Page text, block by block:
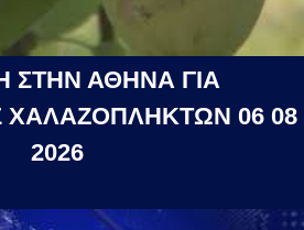
ΣΤΗΝ ΑΘΗΝΑ ΓΙΑ
ΧΑΛΑΖΟΠΛΗΚΤΩΝ 06 08
2026